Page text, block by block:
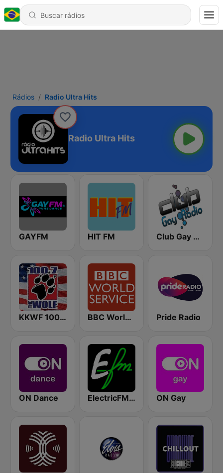
Rádios Radio Ultra Hits
Radio Ultra Hits
GAYFM HIT FM Club Gay Radio
KKWF 100.7 The Wolf BBC World Service Pride Radio
ON Dance ElectricFM - America's Real Dance! ON Gay